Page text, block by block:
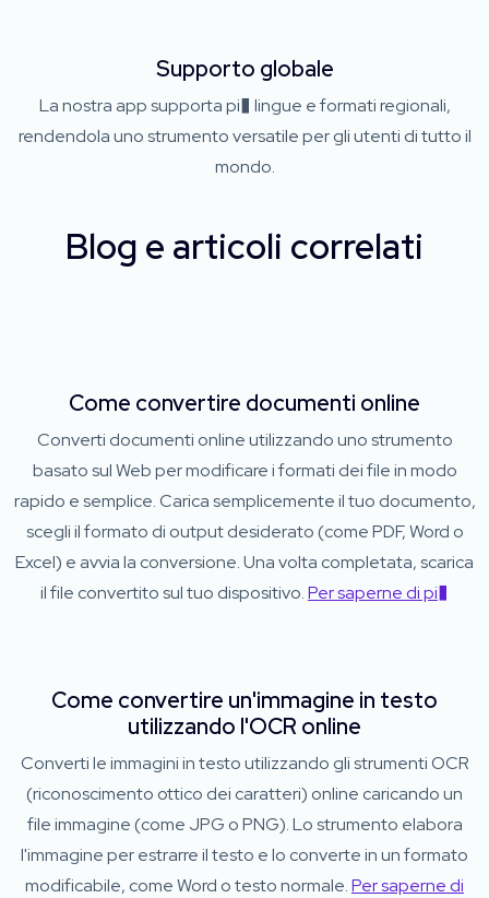
Supporto globale
La nostra app supporta pi� lingue e formati regionali,
rendendola uno strumento versatile per gli utenti di tutto il
mondo.
Blog e articoli correlati
Come convertire documenti online
Converti documenti online utilizzando uno strumento
basato sul Web per modificare i formati dei file in modo
rapido e semplice. Carica semplicemente il tuo documento,
scegli il formato di output desiderato (come PDF, Word o
Excel) e avvia la conversione. Una volta completata, scarica
il file convertito sul tuo dispositivo.Per saperne di pi�
Come convertire un'immagine in testo
utilizzando l'OCR online
Converti le immagini in testo utilizzando gli strumenti OCR
(riconoscimento ottico dei caratteri) online caricando un
file immagine (come JPG o PNG). Lo strumento elabora
l'immagine per estrarre il testo e lo converte in un formato
modificabile, come Word o testo normale.Per saperne di